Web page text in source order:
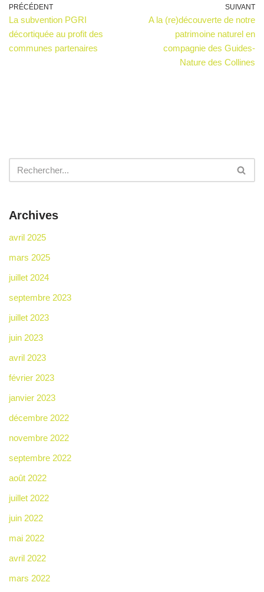
PRÉCÉDENT
La subvention PGRI
décortiquée au profit des
communes partenaires
SUIVANT
A la (re)découverte de notre
patrimoine naturel en
compagnie des Guides-
Nature des Collines
Archives
avril 2025
mars 2025
juillet 2024
septembre 2023
juillet 2023
juin 2023
avril 2023
février 2023
janvier 2023
décembre 2022
novembre 2022
septembre 2022
août 2022
juillet 2022
juin 2022
mai 2022
avril 2022
mars 2022